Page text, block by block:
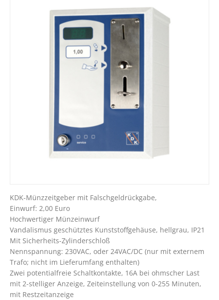
KDK-Münzzeitgeber mit Falschgeldrückgabe,
Einwurf: 2,00 Euro
Hochwertiger Münzeinwurf
Vandalismus geschütztes Kunststoffgehäuse, hellgrau, IP21
Mit Sicherheits-Zylinderschloß
Nennspannung: 230VAC, oder 24VAC/DC (nur mit externem
Trafo; nicht im Lieferumfang enthalten)
Zwei potentialfreie Schaltkontakte, 16A bei ohmscher Last
mit 2-stelliger Anzeige, Zeiteinstellung von 0-255 Minuten,
mit Restzeitanzeige